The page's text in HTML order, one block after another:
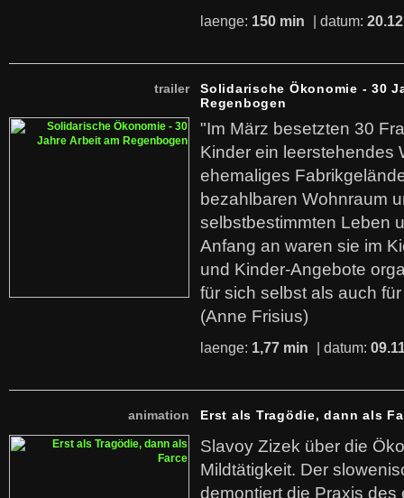
laenge: 150 min | datum:
trailer
Solidarische Ökonomie - 30
Regenbogen
"Im März besetzten 30
Kinder ein leerstehendes
ehemaliges
bezahlbaren Wohnraum
selbstbestimmten Leben
Anfang an waren sie im
und Kinder-Angebote
für sich selbst als auch
(Anne Frisius)
laenge: 1,77 min | datum:
animation Erst als Tragödie, dann als
Slavoy Zizek über die
Mildtätigkeit. Der
demontiert die Praxis des